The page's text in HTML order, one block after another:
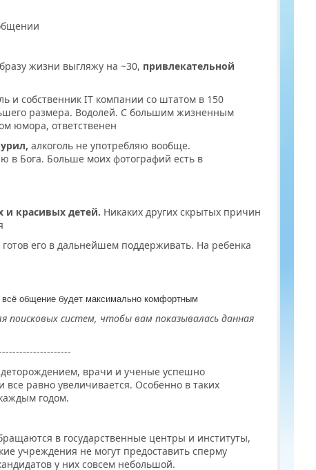
жизни выгляжу на ~30, привлекательной
и собственник IT компании со штатом в 150
размера. Водолей. С большим жизненным
юмора, ответственен
алкоголь не употребляю вообще.
в Бога. Больше моих фотографий есть в
и красивых детей. Никаких других скрытых причин
его в дальнейшем поддерживать. На ребенка
всё общение будет максимально комфортным
систем, чтобы вам показывалась данная
врачи и ученые успешно
равно увеличивается. Особенно в таких
годом.
в государственные центры и институты,
учреждения не могут предоставить сперму
у них совсем небольшой.